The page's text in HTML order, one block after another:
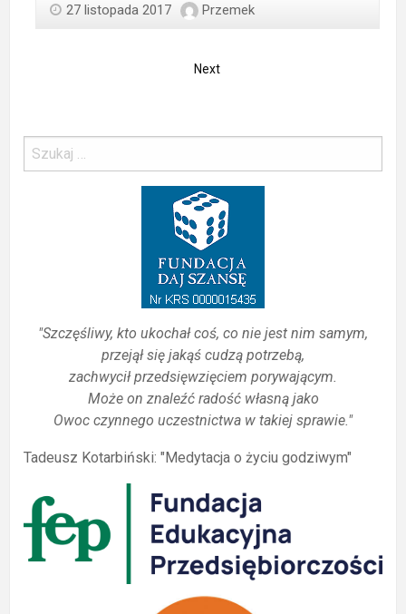
27 listopada 2017 Przemek
Next
"Szczęśliwy, kto ukochał coś, co nie jest nim samym,
przejął się jakąś cudzą potrzebą,
zachwycił przedsięwzięciem porywającym.
Może on znaleźć radość własną jako
Owoc czynnego uczestnictwa w takiej sprawie."
Tadeusz Kotarbiński: "Medytacja o życiu godziwym"